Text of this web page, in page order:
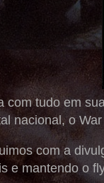
com tudo em
nacional, o
com a
e mantendo o